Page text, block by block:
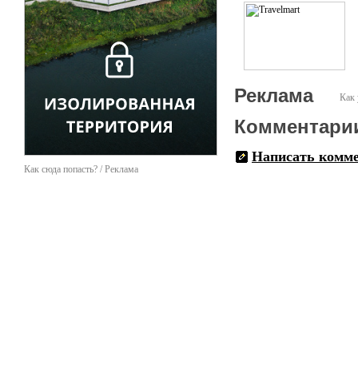
Как сюда попасть? / Реклама
Как
Реклама
Написать